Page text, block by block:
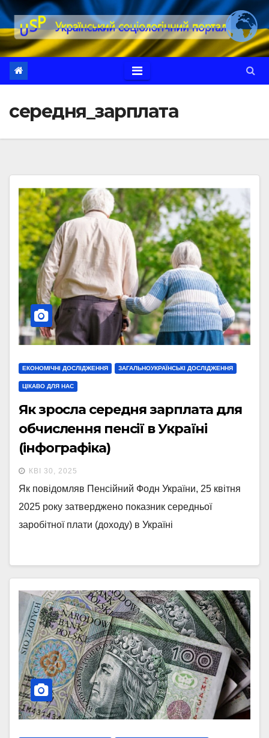
Перейти
до
вмісту
середня_зарплата
ЕКОНОМІЧНІ ДОСЛІДЖЕННЯ ЗАГАЛЬНОУКРАЇНСЬКІ ДОСЛІДЖЕННЯ
ЦІКАВО ДЛЯ НАС
Як зросла середня зарплата для
обчислення пенсії в Україні
(інфографіка)
КВІ 30, 2025
Як повідомляв Пенсійний Фодн України, 25 квітня
2025 року затверджено показник середньої
заробітної плати (доходу) в Україні